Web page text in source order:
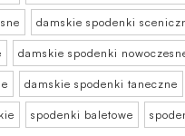
damskie spodenki
damskie spodenki
damskie spodenki taneczne
spodenki baletowe